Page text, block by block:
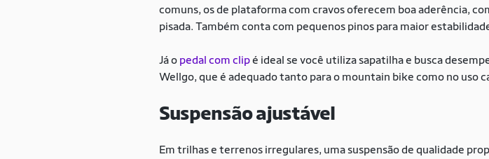
comuns, os de plataforma com cravos oferecem boa aderência,
pisada. Também conta com pequenos pinos para maior
Já o pedal com clipé ideal se você utiliza sapatilha e busca
Wellgo, que é adequado tanto para o mountain bike como no uso
Suspensão ajustável
Em trilhas e terrenos irregulares, uma suspensão de qualidade